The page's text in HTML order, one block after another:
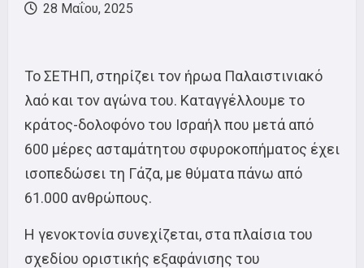
28 Μαΐου, 2025
To ΣΕΤΗΠ, στηρίζει τον ήρωα Παλαιστινιακό
λαό και τον αγώνα του. Καταγγέλλουμε το
κράτος-δολοφόνο του Ισραήλ που μετά από
600 μέρες ασταμάτητου σφυροκοπήματος έχει
ισοπεδώσει τη Γάζα, με θύματα πάνω από
61.000 ανθρώπους.
Η γενοκτονία συνεχίζεται, στα πλαίσια του
σχεδίου οριστικής εξαφάνισης του